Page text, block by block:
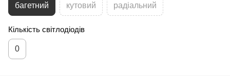
багетний кутовий радіальний
Кількість світлодіодів
0